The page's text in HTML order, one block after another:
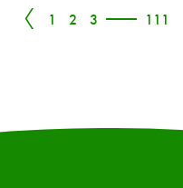
〈 1 2 3 111